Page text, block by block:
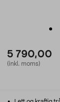
5 790,00
(inkl. moms)